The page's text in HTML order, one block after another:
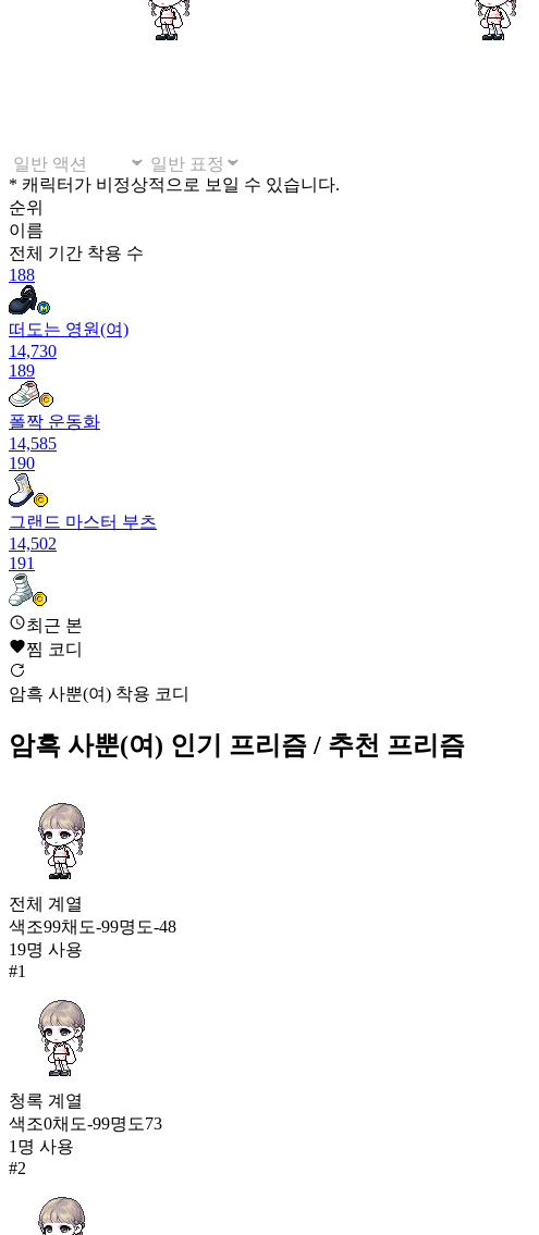
* 캐릭터가 비정상적으로 보일 수 있습니다.
순위
이름
전체 기간 착용 수
188
떠도는 영원(여)
14,730
189
폴짝 운동화
14,585
190
그랜드 마스터 부츠
14,502
191
이쪽 깁스
14,457
192
매니저 리본구두
193
14,204
암흑 사뿐(여)
14,204
195
시노 여우발
14,029
러버블 스텝
13,985
빅토리아컵 해적팀 운동화
13,664
198
백곰 주인장 구두
13,661
최근 본
찜 코디
암흑 사뿐(여) 착용 코디
암흑 사뿐(여) 인기 프리즘 / 추천 프리즘
전체 계열
색조99채도-99명도-48
19명 사용
#1
청록 계열
색조0채도-99명도73
1 명 사용
#2